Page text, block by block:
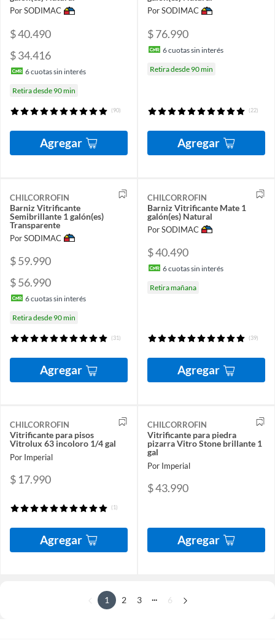
Por SODIMAC
$ 40.490
$ 34.416
6cuotas sin interés
Retira desde 90 min
(90)
Agregar
Por SODIMAC
$ 76.990
6cuotas sin interés
Retira desde 90 min
(22)
Agregar
CHILCORROFIN
Barniz Vitrificante
Semibrillante 1 galón(es)
Transparente
Por SODIMAC
$ 59.990
$ 56.990
6cuotas sin interés
Retira desde 90 min
(31)
Agregar
CHILCORROFIN
Barniz Vitrificante Mate 1
galón(es) Natural
Por SODIMAC
$ 40.490
6cuotas sin interés
Retira mañana
(39)
Agregar
CHILCORROFIN
Vitrificante para pisos
Vitrolux 63 incoloro 1/4 gal
Por Imperial
$ 17.990
(1)
Agregar
CHILCORROFIN
Vitrificante para piedra
pizarra Vitro Stone brillante 1
gal
Por Imperial
$ 43.990
Agregar
1 2 3 ... 6